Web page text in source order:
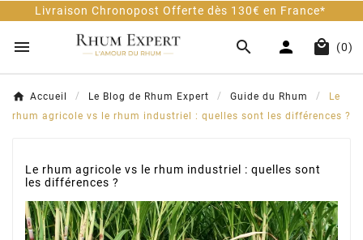
Chronopost Offerte dès 130€ en France*
    (0)
Accueil Le Blog de Rhum Expert Guide du Rhum
Le
rhum agricole vs le rhum industriel : quelles sont les différences ?
Le rhum agricole vs le rhum industriel : quelles sont
les différences ?